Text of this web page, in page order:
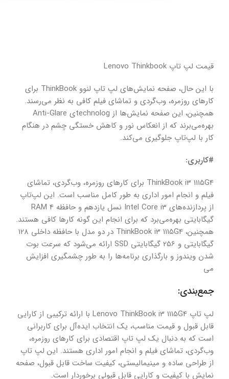
قیمت لپ تاپ Lenovo Thinkbook
با این حال، صفحه نمایش‌های لپ تاپ لنوو ThinkBook برای
کارهای روزمره، وب‌گردی و تماشای فیلم کافی به نظر می‌رسند.
همچنین، این صفحه نمایش‌ها از technologی Anti-Glare
بهره‌می‌برند که از انعکاس نور و کاهش خستگی چشم در هنگام
کار با لپ‌تاپ جلوگیری می‌کند.
#کاربری:
ThinkBook i3 1115G4 برای کارهای روزمره، وب‌گردی، تماشای
فیلم و انجام امور اداری به طور کامل مناسب است. این لپ‌تاپ
از پردازنده‌های Intel Core i3 نسل یازدهم و حافظه RAM 4
گیگابایتی بهره‌می‌برد که برای انجام این گونه کارها کافی هستند.
همچنین، ThinkBook i3 1115G4 در دو مدل با حافظه داخلی 128
گیگابایتی و 256 گیگابایتی SSD ارائه می‌شود که سرعت بوت
شدن ویندوز و بارگذاری برنامه‌ها را به طور چشمگیری افزایش
می
جمع‌بندی:
لپ تاپ Lenovo ThinkBook i3 1115G4 با ارائه ترکیبی از کارایی
قابل قبول و قیمت مناسب، یک انتخاب ایده‌آل برای کاربرانی
است که به دنبال یک لپ تاپ اقتصادی برای کارهای روزمره،
وب‌گردی، تماشای فیلم و انجام امور اداری هستند. این لپ تاپ
از طراحی ساده و مینیمالیستی، کیفیت ساخت قابل قبول، صفحه
نمایش با کیفیت و کارایی قابل قبولی برخوردار است.